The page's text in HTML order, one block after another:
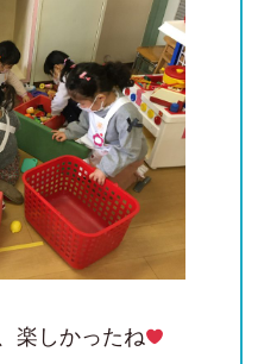
楽しかったね